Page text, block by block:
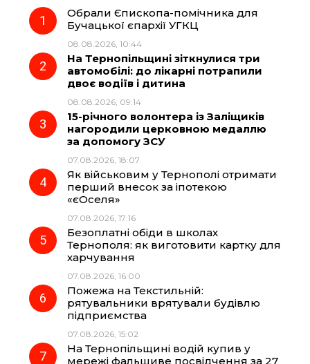
e
o
o
e
g
r
a
t
p
Обрали Єпископа-помічника для
Бучацької єпархії УГКЦ
08.08.2026, 10:44
На Тернопільщині зіткнулися три
автомобілі: до лікарні потрапили
двоє водіїв і дитина
08.08.2026, 09:14
15-річного волонтера із Заліщиків
нагородили церковною медаллю
за допомогу ЗСУ
07.08.2026, 18:07
Як військовим у Тернополі отримати
перший внесок за іпотекою
«єОселя»
07.08.2026, 17:16
Безоплатні обіди в школах
Тернополя: як виготовити картку для
харчування
07.08.2026, 16:00
Пожежа на Текстильній:
рятувальники врятували будівлю
підприємства
07.08.2026, 15:02
На Тернопільщині водій купив у
мережі фальшиве посвідчення за 27